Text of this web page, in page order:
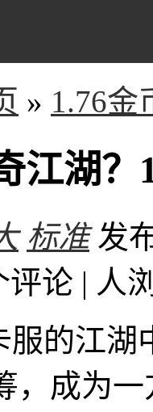
» 1.76金
江湖
标准 发
评论 | 人
服的江
，成为